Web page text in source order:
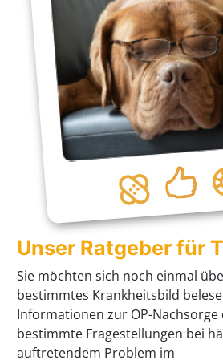
Unser Ratgeber für
Sie möchten sich noch einmal
bestimmtes Krankheitsbild
Informationen zur OP-
bestimmte Fragestellungen bei
auftretendem Problem im